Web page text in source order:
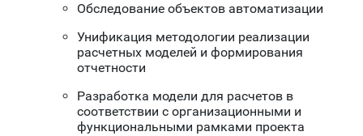
Обследование объектов автоматизации
Унификация методологии реализации
расчетных моделей и формирования
отчетности
Разработка модели для расчетов в
соответствии с организационными и
функциональными рамками проекта